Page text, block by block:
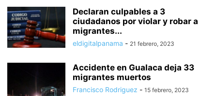
Declaran culpables a 3
ciudadanos por violar y robar a
migrantes...
eldigitalpanama - 21 febrero, 2023
Accidente en Gualaca deja 33
migrantes muertos
Francisco Rodriguez - 15 febrero, 2023